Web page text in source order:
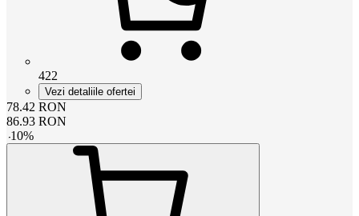
422
Vezi detaliile ofertei
78.42 RON
86.93 RON
-10%